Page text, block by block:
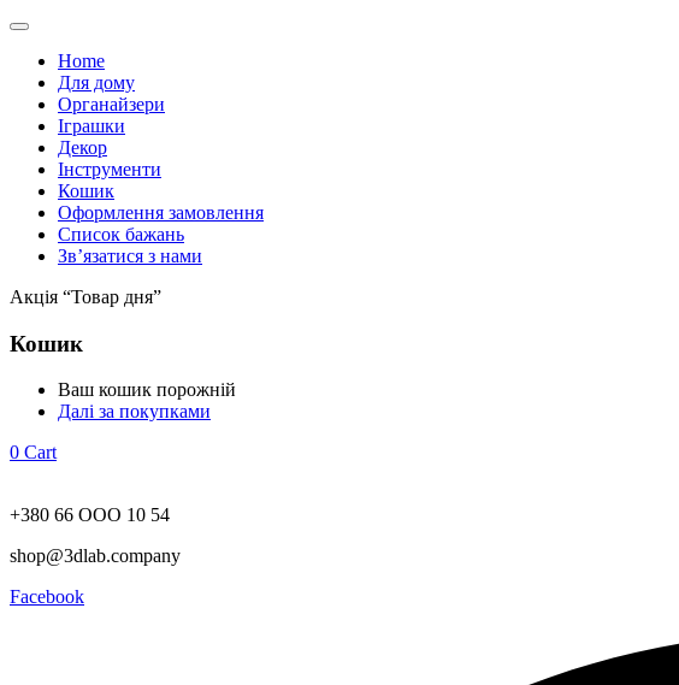
Home
Для дому
Органайзери
Іграшки
Декор
Інструменти
Кошик
Оформлення замовлення
Список бажань
Зв’язатися з нами
Акція “Товар дня”
Кошик
Ваш кошик порожній
Далі за покупками
0 Cart
+380 66 ООО 10 54
shop@3dlab.company
Facebook